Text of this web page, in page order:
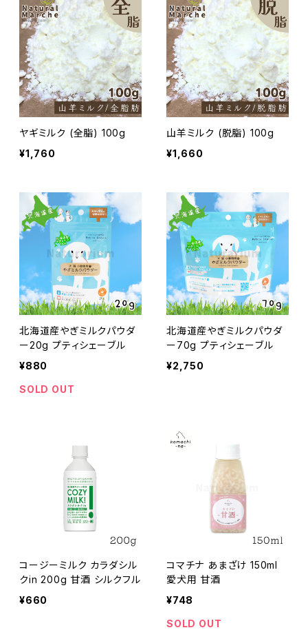
ヤギミルク (全脂) 100g
¥1,760
山羊ミルク (脱脂) 100g
¥1,660
北海道産やぎミルクパウダ
ー20g プティシェーブル
¥880
SOLD OUT
北海道産やぎミルクパウダ
ー70g プティシェーブル
¥2,750
コージーミルク カラダシル
クin 200g 甘酒 シルクフル
¥660
コマチナ あまざけ 150ml
愛犬用 甘酒
¥748
SOLD OUT